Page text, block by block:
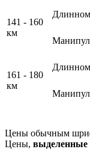
141 - 160
км
161 - 180
км
Цены обычным
Цены,